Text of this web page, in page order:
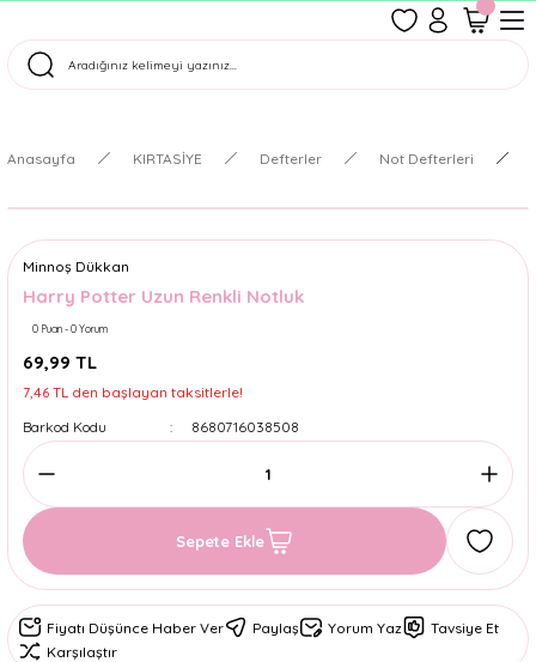
Tüm Siparişler Aynı Gün Kargoda!
Anasayfa KIRTASİYE Defterler Not Defterleri
Minnoş Dükkan
Harry Potter Uzun Renkli Notluk
0 Puan - 0 Yorum
69,99 TL
7,46 TL den başlayan taksitlerle!
Barkod Kodu
8680716038508
Sepete Ekle
Fiyatı Düşünce Haber Ver Paylaş Yorum Yaz
Tavsiye Et
Karşılaştır